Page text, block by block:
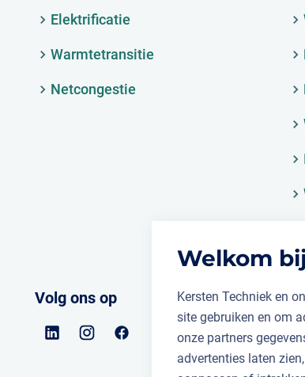
Welkom
Kersten Techniek en
site gebruiken en om
onze partners
advertenties laten
Elektrificatie
Warmtetransitie
Netcongestie
Volg ons op